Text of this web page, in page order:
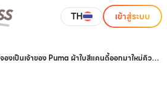
TH เข้าสู่ระบบ
องเป็นเจ้าของ Puma ผ้าใบสีแคนดี้ออกมาใหม่คิวท์